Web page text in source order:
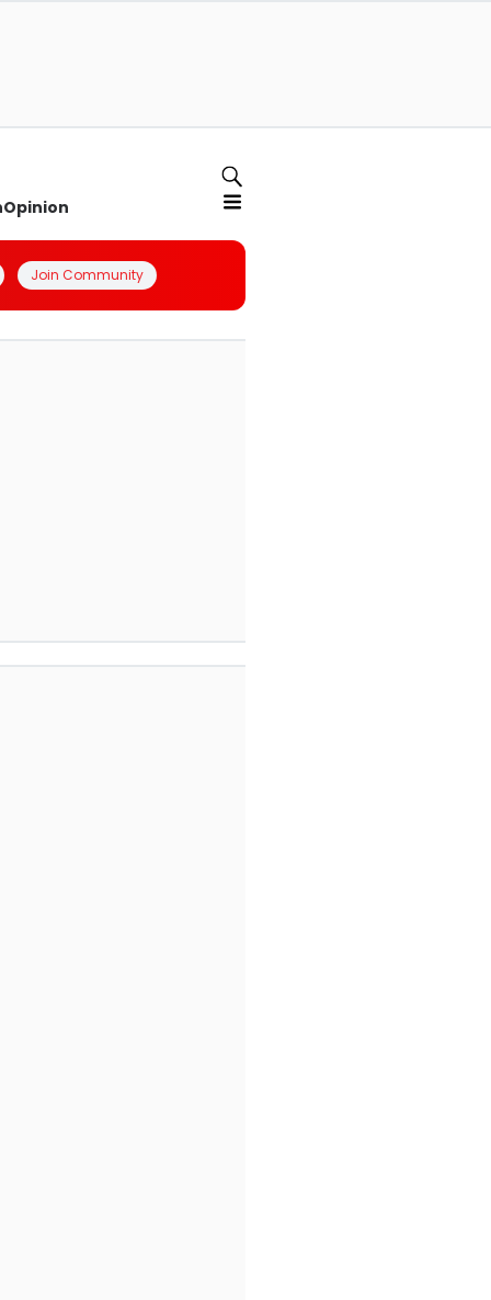
Opinion
Join Community